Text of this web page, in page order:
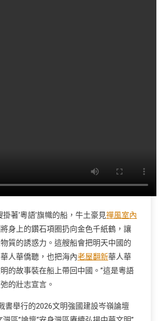
著‘粵語’旗幟的船，牛土豪見禪風室內
身上的鑽石項圈扔向金色千紙鶴，讓
質的誘惑力。這艘船會把明天中國的
人華僑聽，也把海內老屋翻新華人華
的故事裝在船上帶回中國。”這是粵語
的壯志宣言。
書舉行的2026文明強國建設岑嶺論壇